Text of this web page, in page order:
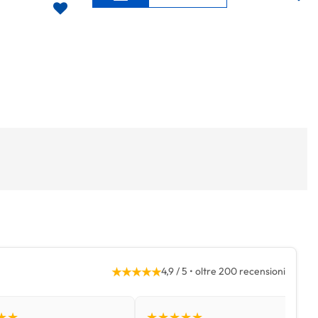
★★★★★4,9 / 5 • oltre 200 recensioni